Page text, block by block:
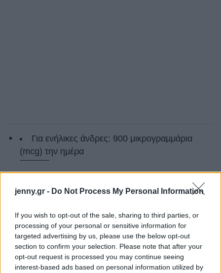
jenny.gr - Do Not Process My Personal Information
If you wish to opt-out of the sale, sharing to third parties, or
processing of your personal or sensitive information for
targeted advertising by us, please use the below opt-out
section to confirm your selection. Please note that after your
opt-out request is processed you may continue seeing
interest-based ads based on personal information utilized by
Για ενήλικες άνδρες: 900 μικρογραμμάρια
(mcg) την ημέρα
γλυκοπατάτες ή ένα μόνο καρότο είναι αρκετό για
να ικανοποιήσει τις ανάγκες σας σε βιταμίνη Α σε
μιαhμέρα. Μερικές πηγές βιταμίνης Α
περιλαμβάνουν: